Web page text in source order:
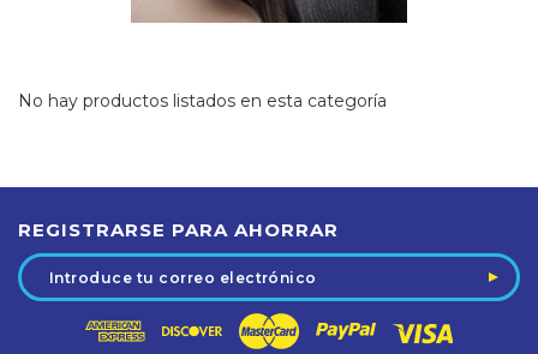
No hay productos listados en esta categoría
REGISTRARSE PARA AHORRAR
Dirección
de
electrónico